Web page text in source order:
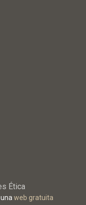
Ética
web gratuita